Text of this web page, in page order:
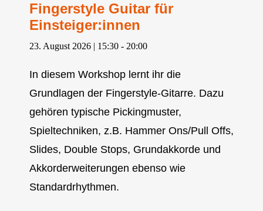
Fingerstyle Guitar für
Einsteiger:innen
23. August 2026 | 15:30- 20:00
In diesem Workshop lernt ihr die
Grundlagen der Fingerstyle-Gitarre. Dazu
gehören typische Pickingmuster,
Spieltechniken, z.B. Hammer Ons/Pull Offs,
Slides, Double Stops, Grundakkorde und
Akkorderweiterungen ebenso wie
Standardrhythmen.